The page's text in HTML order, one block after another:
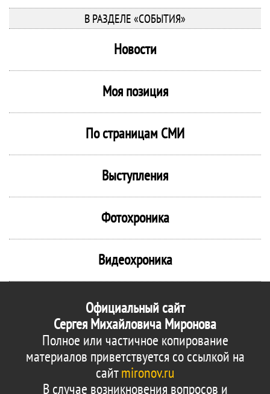
В РАЗДЕЛЕ «СОБЫТИЯ»
Новости
Моя позиция
По страницам СМИ
Выступления
Фотохроника
Видеохроника
Официальный сайт
Сергея Михайловича Миронова
Полное или частичное копирование
материалов приветствуется со ссылкой на
сайтmironov.ru
В случае возникновения вопросов и